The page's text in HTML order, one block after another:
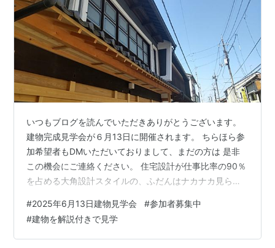
いつもブログを読んでいただきありがとうございます。
建物完成見学会が６月13日に開催されます。 ちらほら参
加希望者もDMいただいておりまして、まだの方は 是非
この機会にご連絡ください。 住宅設計が仕事比率の90％
を占める大角設計スタイルの、ふだんはナカナカ見られ
な外壁とかおすすめです。 今回の見学会のフライヤーに
てお初にお目にかかる方もいらっしゃるみたいで嬉しい
限りです。 そもそも、大角設計室ってどんな事務所？ っ
#2025年6月13日建物見学会 #参加者募集中
#建物を解説付きで見学